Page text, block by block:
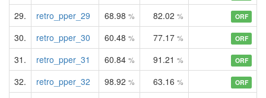
29. retro_pper_29 68.98 % 82.02 % ORF
30. retro_pper_30 60.48 % 77.17 % ORF
31. retro_pper_31 60.84 % 91.21 % ORF
32. retro_pper_32 98.92 % 63.16 % ORF